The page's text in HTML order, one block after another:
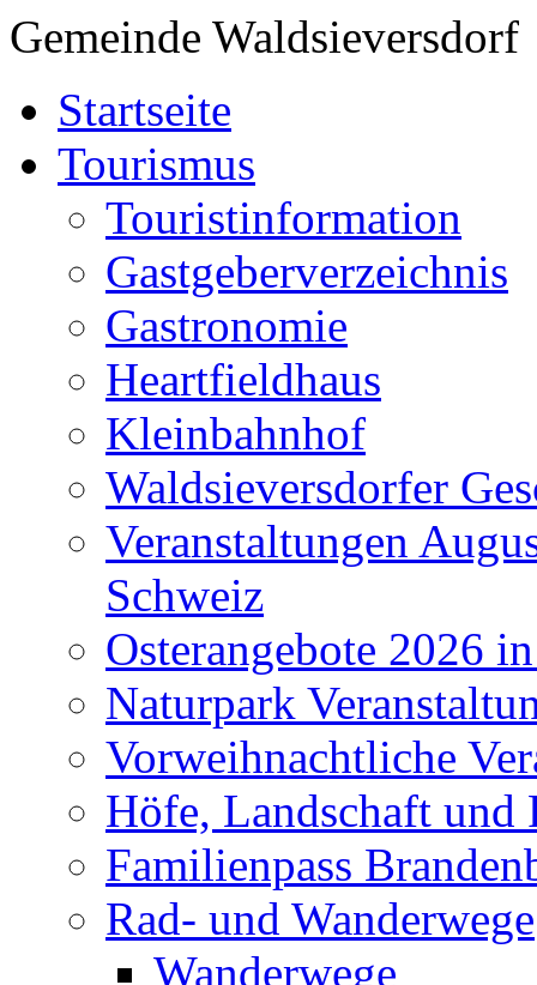
Gemeinde Waldsieversdorf
Startseite
Tourismus
Touristinformation
Gastgeberverzeichnis
Gastronomie
Heartfieldhaus
Kleinbahnhof
Waldsieversdorfer
Veranstaltungen
Schweiz
Osterangebote 2026
Naturpark
Vorweihnachtliche
Höfe, Landschaft und
Familienpass
Rad- und Wanderwege
Wanderwege